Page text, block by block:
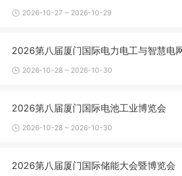
2026-10-27 ~ 2026-10-29
2026第八届厦门国际电力电工与智慧电
2026-10-28 ~ 2026-10-30
2026第八届厦门国际电池工业博览会
2026-10-28 ~ 2026-10-30
2026第八届厦门国际储能大会暨博览会